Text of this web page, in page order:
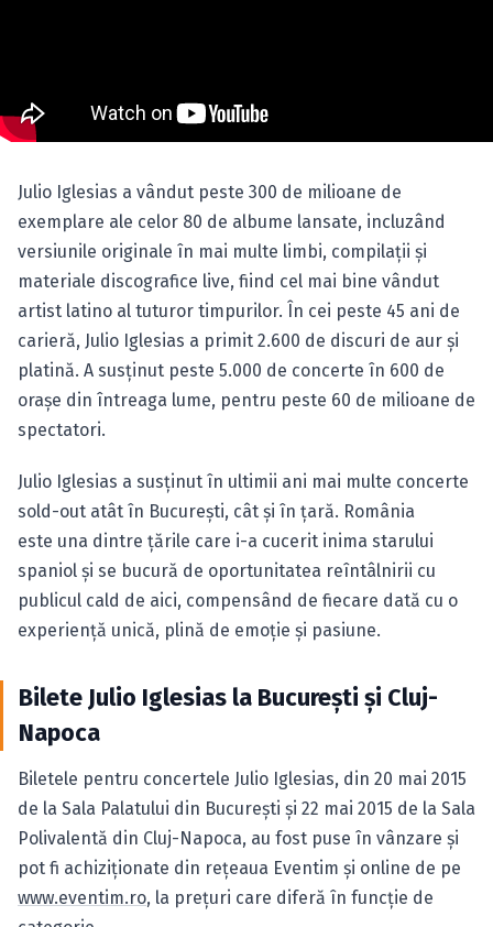
Julio Iglesias a vândut peste 300 de milioane de
exemplare ale celor 80 de albume lansate, incluzând
versiunile originale în mai multe limbi, compilaţii şi
materiale discografice live, fiind cel mai bine vândut
artist latino al tuturor timpurilor. În cei peste 45 ani de
carieră, Julio Iglesias a primit 2.600 de discuri de aur şi
platină. A susţinut peste 5.000 de concerte în 600 de
oraşe din întreaga lume, pentru peste 60 de milioane de
spectatori.
Julio Iglesias a susţinut în ultimii ani mai multe concerte
sold-out atât în Bucureşti, cât şi în ţară. România
este una dintre ţările care i-a cucerit inima starului
spaniol şi se bucură de oportunitatea reîntâlnirii cu
publicul cald de aici, compensând de fiecare dată cu o
experienţă unică, plină de emoţie şi pasiune.
Bilete Julio Iglesias la Bucureşti şi Cluj-
Napoca
Biletele pentru concertele Julio Iglesias, din 20 mai 2015
de la Sala Palatului din Bucureşti şi 22 mai 2015 de la Sala
Polivalentă din Cluj-Napoca, au fost puse în vânzare şi
pot fi achiziţionate din reţeaua Eventim şi online de pe
www.eventim.ro, la preţuri care diferă în funcţie de